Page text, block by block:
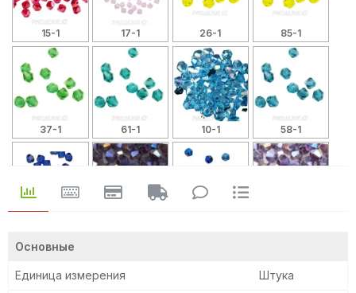
Основные
Единица измерения Штука
15-1 17-1 26-1 85-1
37-1 61-1 10-1 58-1